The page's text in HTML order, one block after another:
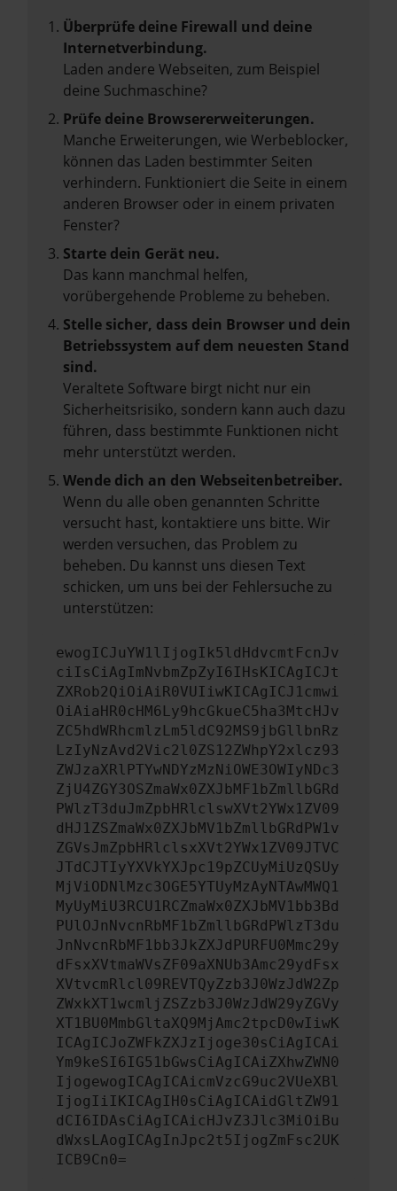
Überprüfe deine Firewall und deine
Internetverbindung.
Laden andere Webseiten, zum Beispiel
deine Suchmaschine?
Prüfe deine Browsererweiterungen.
Manche Erweiterungen, wie Werbeblocker,
können das Laden bestimmter Seiten
verhindern. Funktioniert die Seite in einem
anderen Browser oder in einem privaten
Fenster?
Starte dein Gerät neu.
Das kann manchmal helfen,
vorübergehende Probleme zu beheben.
Stelle sicher, dass dein Browser und dein
Betriebssystem auf dem neuesten Stand
sind.
Veraltete Software birgt nicht nur ein
Sicherheitsrisiko, sondern kann auch dazu
führen, dass bestimmte Funktionen nicht
mehr unterstützt werden.
Wende dich an den Webseitenbetreiber.
Wenn du alle oben genannten Schritte
versucht hast, kontaktiere uns bitte. Wir
werden versuchen, das Problem zu
beheben. Du kannst uns diesen Text
schicken, um uns bei der Fehlersuche zu
unterstützen:
ewogICJuYW1lIjogIk5ldHdvcmtFcnJv
ciIsCiAgImNvbmZpZyI6IHsKICAgICJt
ZXRob2QiOiAiR0VUIiwKICAgICJ1cmwi
OiAiaHR0cHM6Ly9hcGkueC5ha3MtcHJv
ZC5hdWRhcmlzLm5ldC92MS9jbGllbnRz
LzIyNzAvd2Vic2l0ZS12ZWhpY2xlcz93
ZWJzaXRlPTYwNDYzMzNiOWE3OWIyNDc3
ZjU4ZGY3OSZmaWx0ZXJbMF1bZmllbGRd
PWlzT3duJmZpbHRlclswXVt2YWx1ZV09
dHJ1ZSZmaWx0ZXJbMV1bZmllbGRdPW1v
ZGVsJmZpbHRlclsxXVt2YWx1ZV09JTVC
JTdCJTIyYXVkYXJpc19pZCUyMiUzQSUy
MjViODNlMzc3OGE5YTUyMzAyNTAwMWQ1
MyUyMiU3RCU1RCZmaWx0ZXJbMV1bb3Bd
PUlOJnNvcnRbMF1bZmllbGRdPWlzT3du
JnNvcnRbMF1bb3JkZXJdPURFU0Mmc29y
dFsxXVtmaWVsZF09aXNUb3Amc29ydFsx
XVtvcmRlcl09REVTQyZzb3J0WzJdW2Zp
ZWxkXT1wcmljZSZzb3J0WzJdW29yZGVy
XT1BU0MmbGltaXQ9MjAmc2tpcD0wIiwK
ICAgICJoZWFkZXJzIjoge30sCiAgICAi
Ym9keSI6IG51bGwsCiAgICAiZXhwZWN0
IjogewogICAgICAicmVzcG9uc2VUeXBl
IjogIiIKICAgIH0sCiAgICAidGltZW91
dCI6IDAsCiAgICAicHJvZ3Jlc3MiOiBu
dWxsLAogICAgInJpc2t5IjogZmFsc2UK
ICB9Cn0=